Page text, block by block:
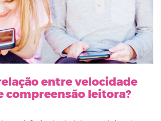
entre velocidade
compreensão leitora?